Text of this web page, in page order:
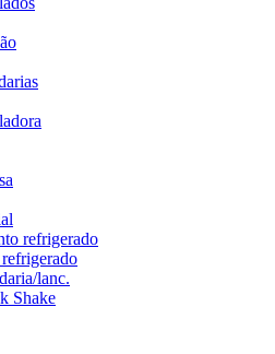
refrigerado
lanc.
Shake